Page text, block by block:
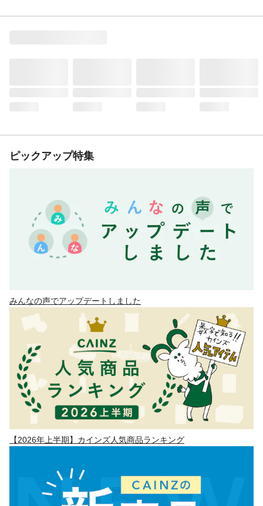
ピックアップ特集
みんなの声でアップデートしました
【2026年上半期】カインズ人気商品ランキング